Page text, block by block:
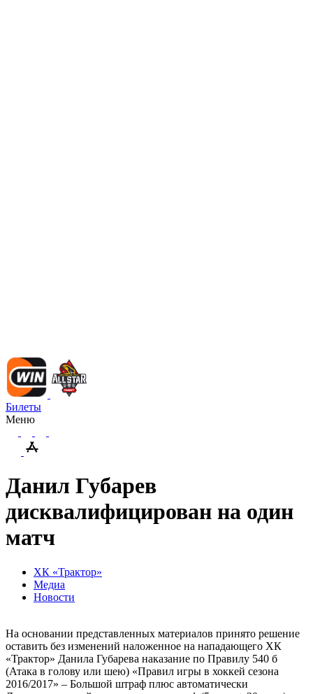
Билеты
Меню
Данил Губарев
дисквалифицирован на один
матч
ХК «Трактор»
Медиа
Новости
На основании представленных материалов принято решение
оставить без изменений наложенное на нападающего ХК
«Трактор» Данила Губарева наказание по Правилу 540 б
(Атака в голову или шею) «Правил игры в хоккей сезона
2016/2017» – Большой штраф плюс автоматически